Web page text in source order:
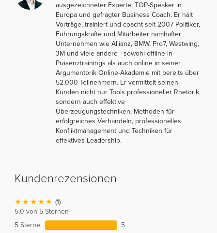
ausgezeichneter Experte, TOP-Speaker in
Europa und gefragter Business Coach. Er hält
Vorträge, trainiert und coacht seit 2007 Politiker,
Führungskräfte und Mitarbeiter namhafter
Unternehmen wie Allianz, BMW, Pro7, Westwing,
3M und viele andere - sowohl offline in
Präsenztrainings als auch online in seiner
Argumentorik Online-Akademie mit bereits über
52.000 Teilnehmern. Er vermittelt seinen
Kunden nicht nur Tools professioneller Rhetorik,
sondern auch effektive
Überzeugungstechniken, Methoden für
erfolgreiches Verhandeln, professionelles
Konfliktmanagement und Techniken für
effektives Leadership.
Kundenrezensionen
(1)
5,0 von 5 Sternen
5 Sterne
5